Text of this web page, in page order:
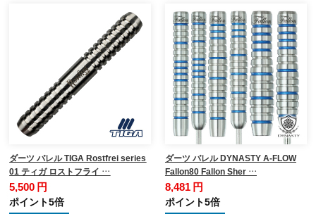
ダーツ バレル TIGA Rostfrei series
01 ティガ ロストフライ …
5,500 円
ポイント5倍
ダーツ バレル DYNASTY A-FLOW
Fallon80 Fallon Sher …
8,481 円
ポイント5倍